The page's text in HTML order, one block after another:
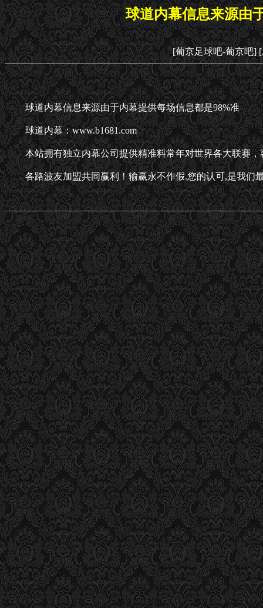
球道内幕信息来源由
[葡京足球吧-葡京吧] [
球道内幕信息来源由于内幕提供每场信息都是98%准
球道内幕：www.b1681.com
本站拥有独立内幕公司提供精准料常年对世界各大联赛
各路波友加盟共同赢利！输赢永不作假.您的认可,是我们